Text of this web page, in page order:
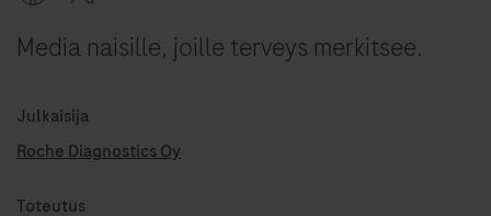
Media naisille, joille terveys merkitsee.
Julkaisija
Roche Diagnostics Oy
Toteutus